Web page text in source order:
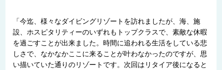
「今迄、様々なダイビングリゾートを訪れましたが、海、施
設、ホスピタリティーのいずれもトップクラスで、素敵な休暇
を過ごすことが出来ました。時間に追われる生活をしている悲
しさで、なかなかここに来ることが叶わなかったのですが、思
い描いていた通りのリゾートです。次回はリタイア後になると